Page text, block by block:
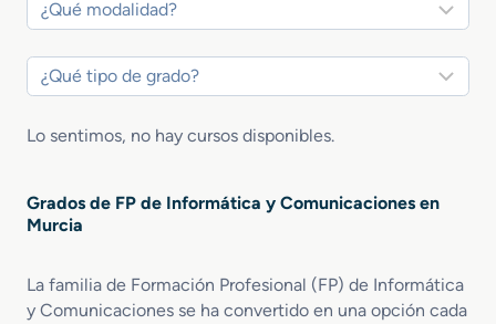
Lo sentimos, no hay cursos disponibles.
Grados de FP de Informática y Comunicaciones en
Murcia
La familia de Formación Profesional (FP) de Informática
y Comunicaciones se ha convertido en una opción cada